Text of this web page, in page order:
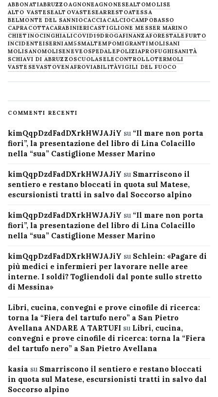
ABBONATIABRUZZOAGNONEAGNONESEALTOMOLISE
ALTO VASTESEALTOVASTESEARRESTOATESSA
BELMONTE DEL SANNIOCACCIACALCIOCAMPOBASSO
CAPRACOTTACARABINIERICASTIGLIONE MESSER MARINO
CHIETINOCINGHIALICOVID19DROGAFINANZAFORESTALE FURTO
INCIDENTEISERNIAM5SMALTEMPOMIGRANTIMOLISANI
MOLISANOMOLISENEVE OSPEDALEPOLIZIAPROFUGHISANITÀ
SCHIAVI DI ABRUZZOSCUOLASELECONTROLLOTERMOLI
VASTESEVASTOVENAFROVIABILITÀVIGILI DEL FUOCO
COMMENTI RECENTI
kimQqpDzdFadDXrkHWJAJiY su “Il mare non porta
fiori”, la presentazione del libro di Lina Colacillo
nella “sua” Castiglione Messer Marino
kimQqpDzdFadDXrkHWJAJiY su Smarriscono il
sentiero e restano bloccati in quota sul Matese,
escursionisti tratti in salvo dal Soccorso alpino
kimQqpDzdFadDXrkHWJAJiY su “Il mare non porta
fiori”, la presentazione del libro di Lina Colacillo
nella “sua” Castiglione Messer Marino
kimQqpDzdFadDXrkHWJAJiY su Schlein: «Pagare di
più medici e infermieri per lavorare nelle aree
interne. I soldi? Togliendoli dal ponte sullo stretto
di Messina»
Libri, cucina, convegni e prove cinofile di ricerca:
torna la “Fiera del tartufo nero” a San Pietro
Avellana ANDARE A TARTUFI su Libri, cucina,
convegni e prove cinofile di ricerca: torna la “Fiera
del tartufo nero” a San Pietro Avellana
kasia su Smarriscono il sentiero e restano bloccati
in quota sul Matese, escursionisti tratti in salvo dal
Soccorso alpino